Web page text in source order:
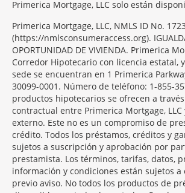
Primerica Mortgage, LLC solo están
Primerica Mortgage, LLC, NMLS ID No.
(https://nmlsconsumeraccess.org).
OPORTUNIDAD DE VIVIENDA. Primerica
Corredor Hipotecario con licencia estatal,
sede se encuentran en 1 Primerica
30099-0001. Número de teléfono: 1-855-
productos hipotecarios se ofrecen a
contractual entre Primerica Mortgage,
externo. Este no es un compromiso de
crédito. Todos los préstamos, créditos y
sujetos a suscripción y aprobación por
prestamista. Los términos, tarifas, datos,
información y condiciones están sujetos a
previo aviso. No todos los productos de